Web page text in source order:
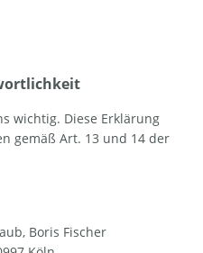
wichtig. Diese Erklärung
gemäß Art. 13 und 14 der
Boris Fischer